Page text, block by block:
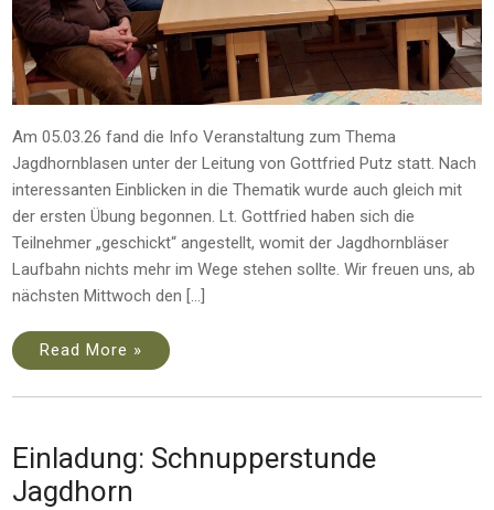
Am 05.03.26 fand die Info Veranstaltung zum Thema
Jagdhornblasen unter der Leitung von Gottfried Putz statt. Nach
interessanten Einblicken in die Thematik wurde auch gleich mit
der ersten Übung begonnen. Lt. Gottfried haben sich die
Teilnehmer „geschickt“ angestellt, womit der Jagdhornbläser
Laufbahn nichts mehr im Wege stehen sollte. Wir freuen uns, ab
nächsten Mittwoch den […]
Read More »
Einladung: Schnupperstunde
Jagdhorn